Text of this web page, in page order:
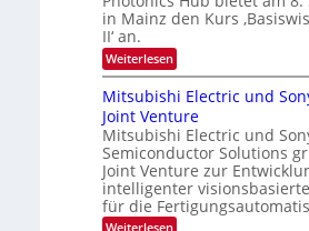
g
s
-
T
e
n
d
s
t
u
i
m
e
r
s
t
e
n
H
a
l
-
S
m
i
a
r
E
i
s
a
t
z
n
i
m
m
t
i
n
d
in Mainz den Kurs
II‘ an.
Weiterlesen:
O
p
t
i
k
-
K
u
r
s
Mitsubishi Electric und
Joint Venture
Mitsubishi Electric und
Semiconductor Solutions
Joint Venture zur
intelligenter
für die
Weiterlesen: